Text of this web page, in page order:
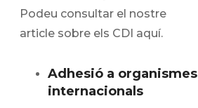
Podeu consultar el nostre
article sobre els CDI aquí.
Adhesió a organismes
internacionals